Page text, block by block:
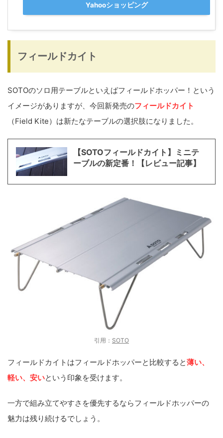
Yahooショッピング
フィールドカイト
SOTOのソロ用テーブルといえばフィールドホッパー！という
イメージがありますが、今回新発売のフィールドカイト
（Field Kite）は新たなテーブルの選択肢になりました。
【SOTOフィールドカイト】ミニテ
ーブルの新定番！【レビュー記事】
引用： SOTO
フィールドカイトはフィールドホッパーと比較すると薄い、
軽い、安いという印象を受けます。
一方で組み立てやすさを優先するならフィールドホッパーの
魅力は残り続けるでしょう。